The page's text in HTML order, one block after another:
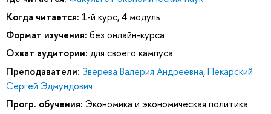
Когда читается: 1-й курс, 4 модуль
Формат изучения: без онлайн-курса
Охват аудитории: для своего кампуса
Преподаватели: Зверева Валерия Андреевна,Пекарский
Сергей Эдмундович
Прогр. обучения: Экономика и экономическая политика